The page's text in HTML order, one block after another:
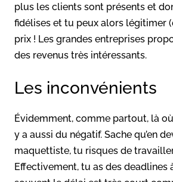
plus les clients sont présents et
fidélises et tu peux alors légitimer
prix ! Les grandes entreprises
des revenus très intéressants.
Les inconvénients
Évidemment, comme partout, là
y a aussi du négatif. Sache qu’en
maquettiste, tu risques de
Effectivement, tu as des deadlines